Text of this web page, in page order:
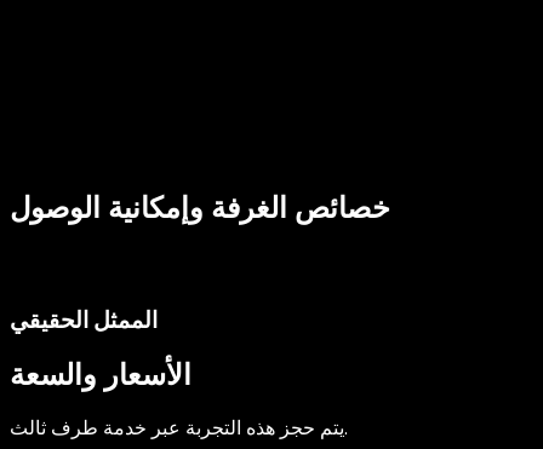
خصائص الغرفة وإمكانية الوصول
الممثل الحقيقي
الأسعار والسعة
يتم حجز هذه التجربة عبر خدمة طرف ثالث.